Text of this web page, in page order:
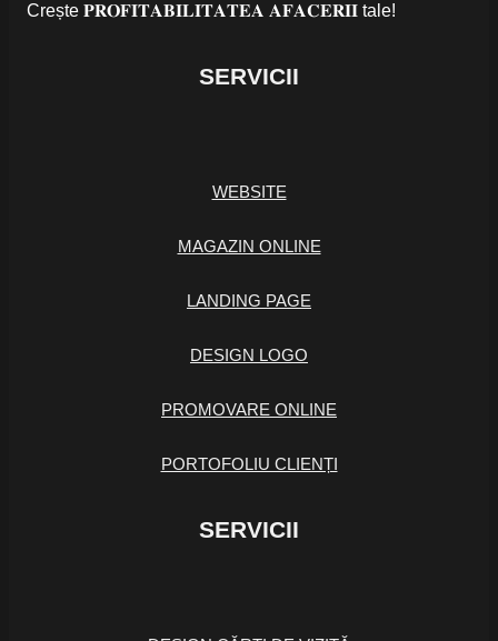
Crește 𝐏𝐑𝐎𝐅𝐈𝐓𝐀𝐁𝐈𝐋𝐈𝐓𝐀𝐓𝐄𝐀 𝐀𝐅𝐀𝐂𝐄𝐑𝐈𝐈 tale!
SERVICII
WEBSITE
MAGAZIN ONLINE
LANDING PAGE
DESIGN LOGO
PROMOVARE ONLINE
PORTOFOLIU CLIENȚI
SERVICII